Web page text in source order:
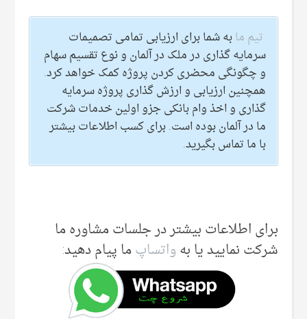
تیم مابه شما برای ارزیابی تمامی تصمیمات
سرمایه گذاری در ملک در آلمان و نوع تقسیم سهام
و چگونگی محضری کردن پروژه کمک خواهد کرد.
همچنین ارزیابی و ارزش گذاری پروژه سرمایه
گذاری و اخذ وام بانکی جزو اولین خدمات شرکت
ما در آلمان بوده است. برای کسب اطلاعات بیشتر
با ما تماس بگیرید.
برای اطلاعات بیشتر در جلسات مشاوره ما
شرکت نمایید یا بهواتساپما پیام دهید: